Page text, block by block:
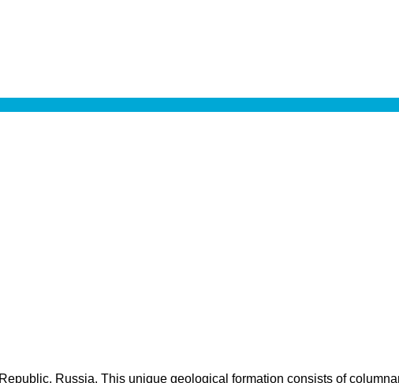
Russia. This unique geological formation consists of